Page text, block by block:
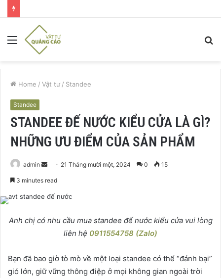
Menu
Home / Vật tư / Standee
Standee
STANDEE ĐẾ NƯỚC KIỂU CỬA LÀ GÌ?
NHỮNG ƯU ĐIỂM CỦA SẢN PHẨM
admin
Send 21 Tháng mười một, 2024 0 15
3 minutes read
Anh chị có nhu cầu mua standee đế nước kiểu cửa vui lòng
liên hệ 0911554758 (Zalo)
Bạn đã bao giờ tò mò về một loại standee có thể “đánh bại”
gió lớn, giữ vững thông điệp ở mọi không gian ngoài trời